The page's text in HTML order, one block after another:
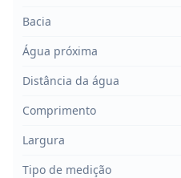
Bacia
Água próxima
Distância da água
Comprimento
Largura
Tipo de medição